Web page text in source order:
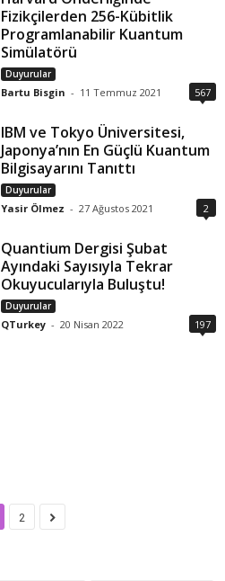
Fizikçilerden 256-Kübitlik
Programlanabilir Kuantum
Simülatörü
Duyurular
Bartu Bisgin - 11 Temmuz 2021 567
IBM ve Tokyo Üniversitesi,
Japonya’nın En Güçlü Kuantum
Bilgisayarını Tanıttı
Duyurular
Yasir Ölmez - 27 Ağustos 2021 2
Quantium Dergisi Şubat
Ayındaki Sayısıyla Tekrar
Okuyucularıyla Buluştu!
Duyurular
QTurkey - 20 Nisan 2022 197
2